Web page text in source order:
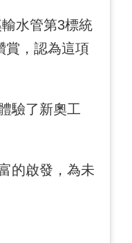
水管第3標統
賞，認為這項
驗了新奧工
的啟發，為未